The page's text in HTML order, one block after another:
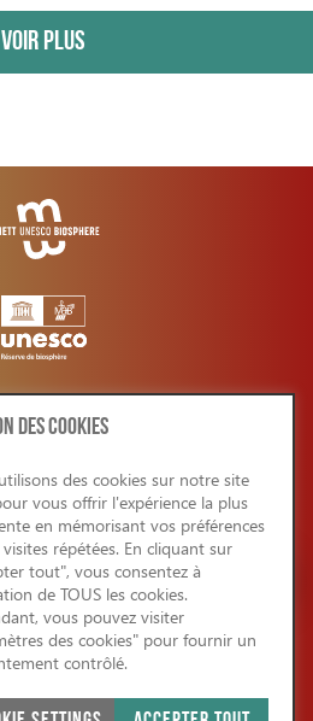
Voir plus
GENERALES/RGPD
DES COOKIES
des cookies sur notre site
vous offrir l'expérience la plus
en mémorisant vos préférences
répétées. En cliquant sur
tout", vous consentez à
de TOUS les cookies.
vous pouvez visiter
des cookies" pour fournir un
contrôlé.